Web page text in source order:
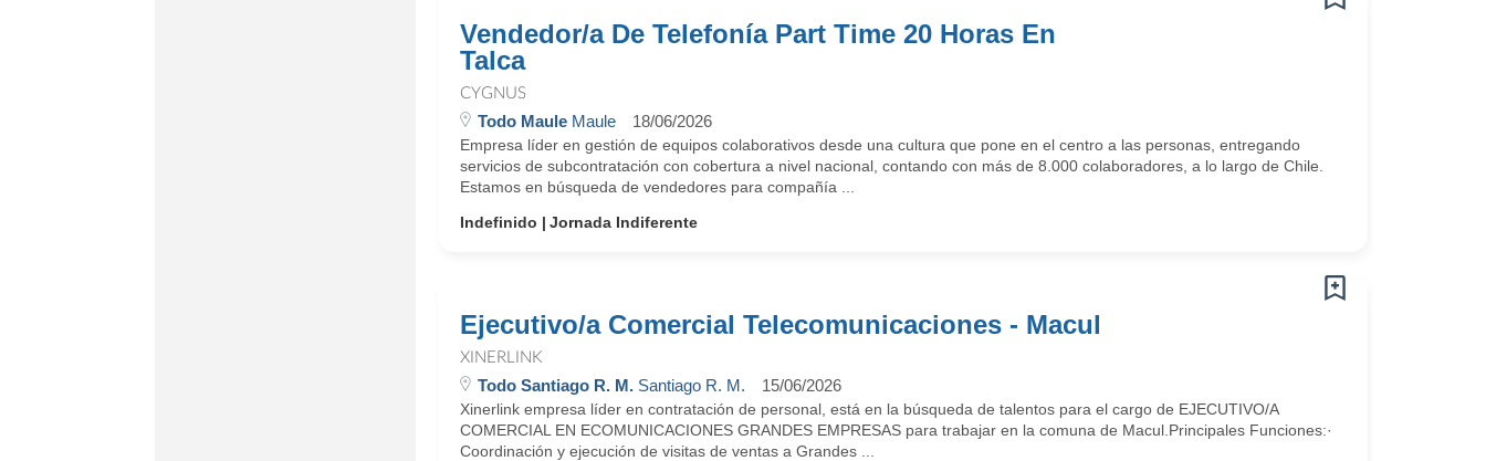
Vendedor/a De Telefonía Part Time 20 Horas En
Talca
CYGNUS
Todo MauleMaule 18/06/2026
Empresa líder en gestión de equipos colaborativos desde una cultura que pone en el centro a las personas, entregando
servicios de subcontratación con cobertura a nivel nacional, contando con más de 8.000 colaboradores, a lo largo de Chile.
Estamos en búsqueda de vendedores para compañía ...
Indefinido
Jornada Indiferente
Ejecutivo/a Comercial Telecomunicaciones - Macul
XINERLINK
Todo Santiago R. M.Santiago R. M. 15/06/2026
Xinerlink empresa líder en contratación de personal, está en la búsqueda de talentos para el cargo de EJECUTIVO/A
COMERCIAL EN ECOMUNICACIONES GRANDES EMPRESAS para trabajar en la comuna de Macul.Principales Funciones:·
Coordinación y ejecución de visitas de ventas a Grandes ...